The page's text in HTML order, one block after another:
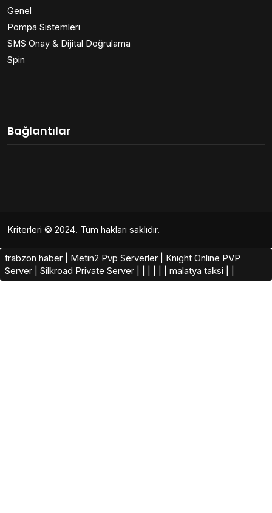
Genel
Pompa Sistemleri
SMS Onay & Dijital Doğrulama
Spin
Bağlantılar
Kriterleri © 2024. Tüm hakları saklıdır.
trabzon haber Metin2 Pvp Serverler
Knight Online PVP
Server
Silkroad Private Server​ malatya taksi